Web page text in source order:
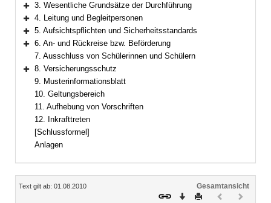
Bereich erweitern
3. Wesentliche Grundsätze der Durchführung
Bereich erweitern
4. Leitung und Begleitpersonen
Bereich erweitern
5. Aufsichtspflichten und Sicherheitsstandards
Bereich erweitern
6. An- und Rückreise bzw. Beförderung
7. Ausschluss von Schülerinnen und Schülern
Bereich erweitern
8. Versicherungsschutz
9. Musterinformationsblatt
10. Geltungsbereich
11. Aufhebung von Vorschriften
12. Inkrafttreten
[Schlussformel]
Anlagen
Inhalt
Text gilt ab: 01.08.2010
Gesamtansicht
Download
DruckenVorheriges